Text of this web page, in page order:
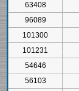
63408
96089
101300
101231
54646
56103